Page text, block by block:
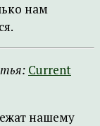
нам
Current
нашему